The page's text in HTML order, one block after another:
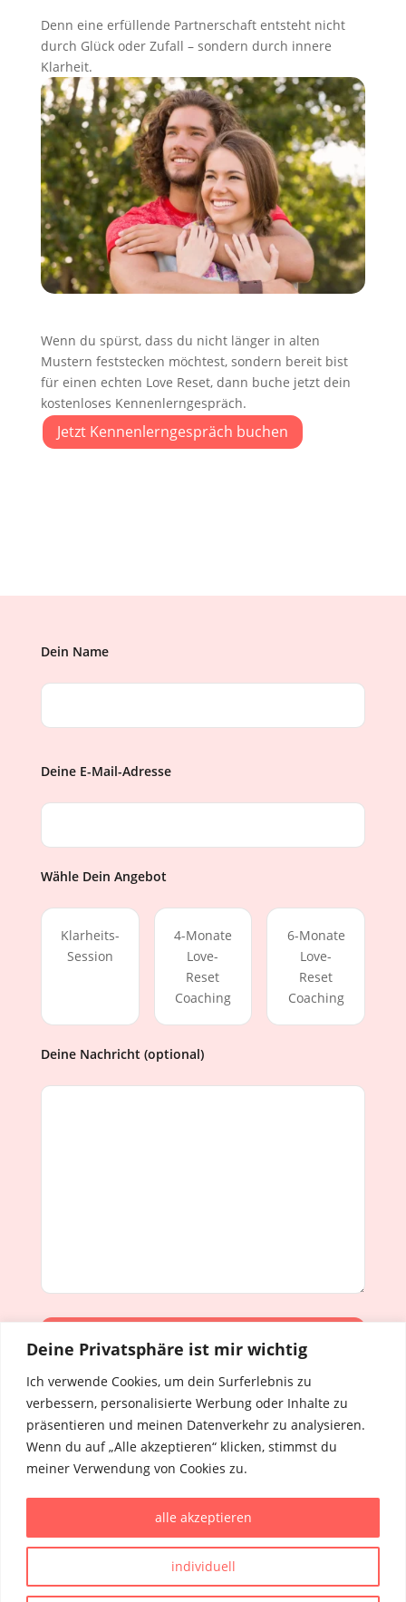
Deine Privatsphäre ist mir wichtig
Ich verwende Cookies, um dein Surferlebnis zu
verbessern, personalisierte Werbung oder Inhalte zu
präsentieren und meinen Datenverkehr zu analysieren.
Wenn du auf „Alle akzeptieren“ klicken, stimmst du
meiner Verwendung von Cookies zu.
individuell
alle akzeptieren
Denn eine erfüllende Partnerschaft entsteht nicht
durch Glück oder Zufall – sondern durch innere
Klarheit.
Wenn du spürst, dass du nicht länger in alten
Mustern feststecken möchtest, sondern bereit bist
für einen echten Love Reset, dann buche jetzt dein
kostenloses Kennenlerngespräch.
Jetzt Kennenlerngespräch buchen
Dein Name
Deine E-Mail-Adresse
Wähle Dein Angebot
Klarheits-
Session
4-Monate
Love-
Reset
Coaching
6-Monate
Love-
Reset
Coaching
Deine Nachricht (optional)
Alternative:
Anissa Petschk
Love-Reset Coach
Mülbergerstrasse 31
Tel:0157 369 717 57
heythere@anissapetschk.de